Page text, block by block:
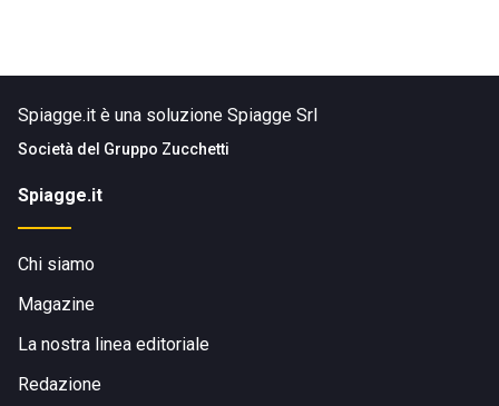
Spiagge.it è una soluzione Spiagge Srl
Società del Gruppo Zucchetti
Spiagge.it
Chi siamo
Magazine
La nostra linea editoriale
Redazione